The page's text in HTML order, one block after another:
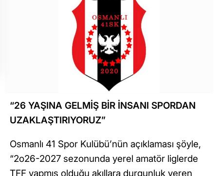
“26 YAŞINA GELMİŞ BİR İNSANI SPORDAN
UZAKLAŞTIRIYORUZ”
Osmanlı 41 Spor Kulübü’nün açıklaması şöyle,
“2o26-2027 sezonunda yerel amatör liglerde
TFF yapmış olduğu akıllara durgunluk veren